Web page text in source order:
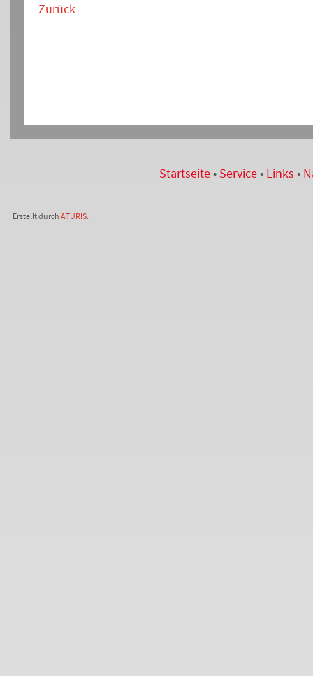
Zurück
Startseite• Service• Links •
Erstellt durch ATURIS.